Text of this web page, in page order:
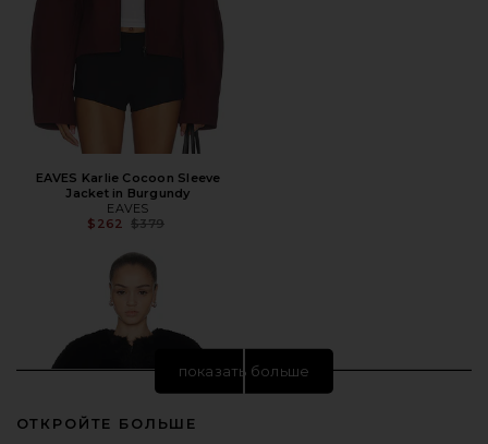
EAVES Karlie Cocoon Sleeve
Jacket in Burgundy
EAVES
$262
Предыдущая цена:
$379
показать больше
ОТКРОЙТЕ БОЛЬШЕ